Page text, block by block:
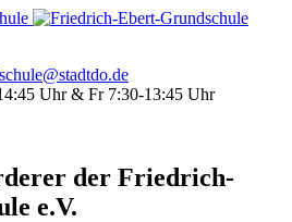
Uhr & Fr 7:30-13:45 Uhr
der Friedrich-
e.V.